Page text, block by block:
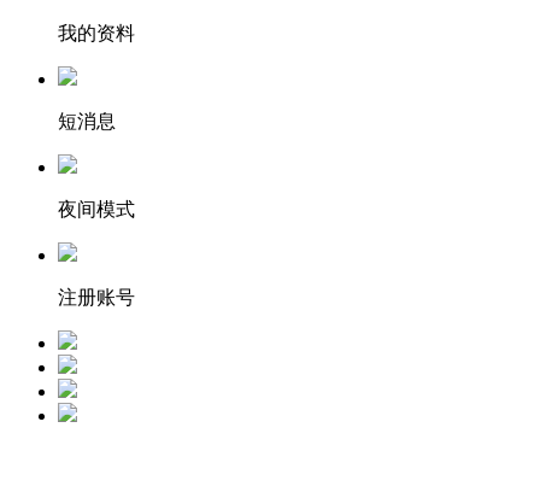
我的资料
短消息
夜间模式
注册账号